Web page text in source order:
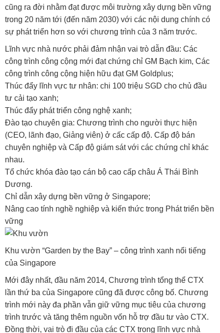
cũng ra đời nhằm đạt được môi trường xây dựng bền vững
trong 20 năm tới (đến năm 2030) với các nội dung chính có
sự phát triển hơn so với chương trình của 3 năm trước.
Lĩnh vực nhà nước phải đảm nhận vai trò dẫn đầu: Các
công trình công cộng mới đạt chứng chỉ GM Bạch kim, Các
công trình công cộng hiện hữu đạt GM Goldplus;
Thúc đẩy lĩnh vực tư nhân: chi 100 triệu SGD cho chủ đầu
tư cải tạo xanh;
Thúc đẩy phát triển công nghệ xanh;
Đào tạo chuyên gia: Chương trình cho người thực hiện
(CEO, lãnh đạo, Giảng viên) ở cấc cấp độ. Cấp độ bán
chuyên nghiệp và Cấp độ giám sát với các chứng chỉ khác
nhau.
Tổ chức khóa đào tạo cán bộ cao cấp châu Á Thái Bình
Dương.
Chỉ dẫn xây dựng bền vững ở Singapore;
Nâng cao tính nghề nghiệp và kiến thức trong Phát triển bền
vững
Khu vườn “Garden by the Bay” – công trình xanh nổi tiếng
của Singapore
Mới đây nhất, đầu năm 2014, Chương trình tổng thể CTX
lần thứ ba của Singapore cũng đã được công bố. Chương
trình mới này đa phần vẫn giữ vững mục tiêu của chương
trình trước và tăng thêm nguồn vốn hỗ trợ đầu tư vào CTX.
Đồng thời, vai trò đi đầu của các CTX trong lĩnh vực nhà